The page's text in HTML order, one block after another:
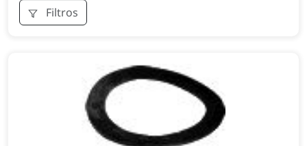
Filtros